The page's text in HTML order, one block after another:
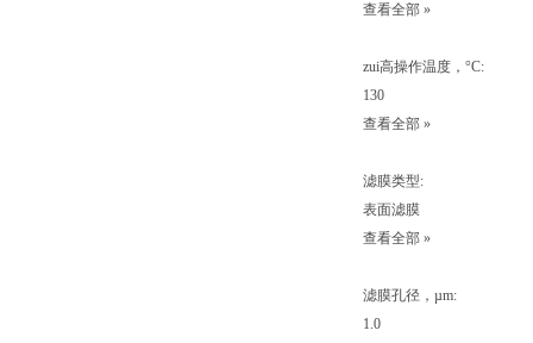
查看全部 »
zui高操作温度，°C:
130
查看全部 »
滤膜类型:
表面滤膜
查看全部 »
滤膜孔径，µm:
1.0